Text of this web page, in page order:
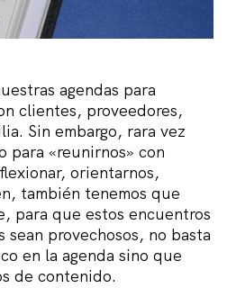
agendas para
clientes, proveedores,
Sin embargo, rara vez
para «reunirnos» con
orientarnos,
también tenemos que
para que estos encuentros
sean provechosos, no basta
en la agenda sino que
de contenido.